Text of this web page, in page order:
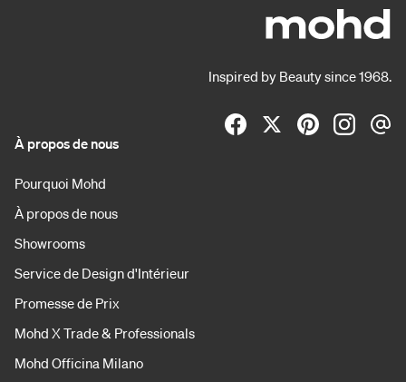
Inspired by Beauty since 1968.
À propos de nous
Pourquoi Mohd
À propos de nous
Showrooms
Service de Design d'Intérieur
Promesse de Prix
Mohd X Trade & Professionals
Mohd Officina Milano